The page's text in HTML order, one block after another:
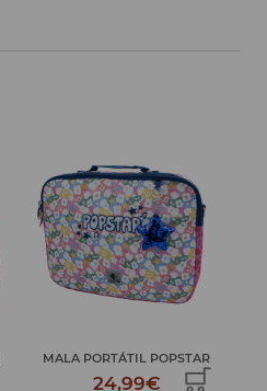
MALA PORTÁTIL POPSTAR
24,99€